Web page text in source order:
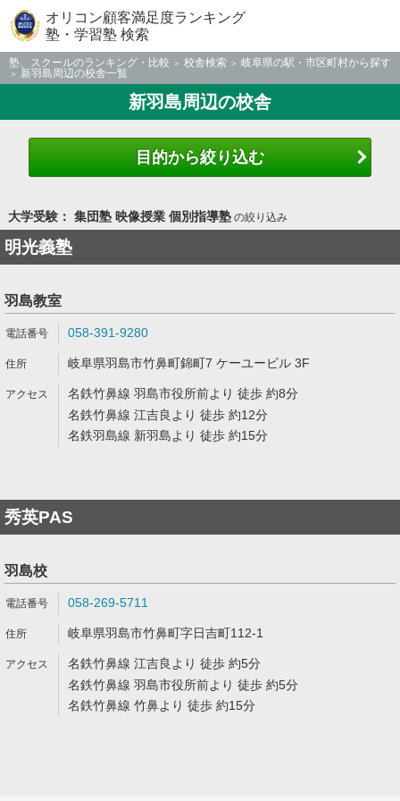
オリコン顧客満足度ランキング
塾・学習塾 検索
塾、スクールのランキング・比較 校舎検索
岐阜県の駅・市区町村から探す
新羽島周辺の校舎一覧
新羽島周辺の校舎
目的から絞り込む
大学受験： 集団塾 映像授業 個別指導塾の絞り込み
明光義塾
羽島教室
058-391-9280
岐阜県羽島市竹鼻町錦町7 ケーユービル 3F
名鉄竹鼻線 羽島市役所前より 徒歩 約8分
名鉄竹鼻線 江吉良より 徒歩 約12分
名鉄羽島線 新羽島より 徒歩 約15分
秀英PAS
羽島校
058-269-5711
岐阜県羽島市竹鼻町字日吉町112-1
名鉄竹鼻線 江吉良より 徒歩 約5分
名鉄竹鼻線 羽島市役所前より 徒歩 約5分
名鉄竹鼻線 竹鼻より 徒歩 約15分